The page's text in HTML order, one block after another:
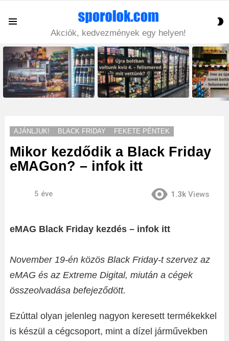
Akciók, kedvezmények egy helyen!
LATEST
STORIES
AJÁNLJUK! BLACK FRIDAY FEKETE PÉNTEK
Mikor kezdődik a Black Friday
eMAGon? – infok itt
5 éve 1.3k Views
eMAG Black Friday kezdés – infok itt
November 19-én közös Black Friday-t szervez az
eMAG és az Extreme Digital, miután a cégek
összeolvadása befejeződött.
Ezúttal olyan jelenleg nagyon keresett termékekkel
is készül a cégcsoport, mint a dízel járművekben